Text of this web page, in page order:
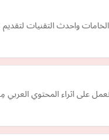
واحدث التقنيات
على اثراء المحتوي العربي